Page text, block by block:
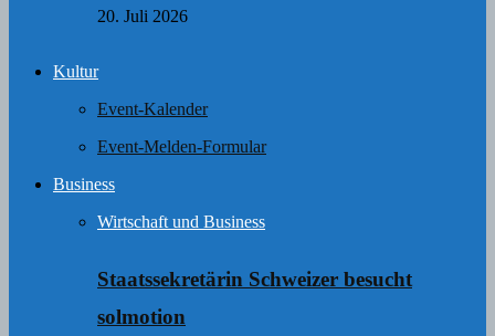
20. Juli 2026
Kultur
Event-Kalender
Event-Melden-Formular
Business
Wirtschaft und Business
Staatssekretärin Schweizer besucht
solmotion